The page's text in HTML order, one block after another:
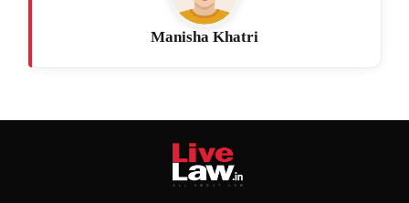
Manisha Khatri